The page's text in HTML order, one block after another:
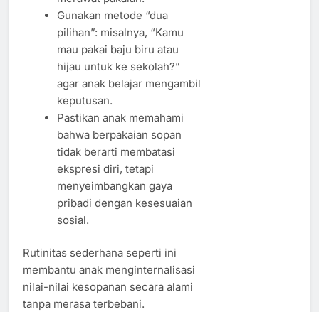
Gunakan metode “dua
pilihan”: misalnya, “Kamu
mau pakai baju biru atau
hijau untuk ke sekolah?”
agar anak belajar mengambil
keputusan.
Pastikan anak memahami
bahwa berpakaian sopan
tidak berarti membatasi
ekspresi diri, tetapi
menyeimbangkan gaya
pribadi dengan kesesuaian
sosial.
Rutinitas sederhana seperti ini
membantu anak menginternalisasi
nilai-nilai kesopanan secara alami
tanpa merasa terbebani.